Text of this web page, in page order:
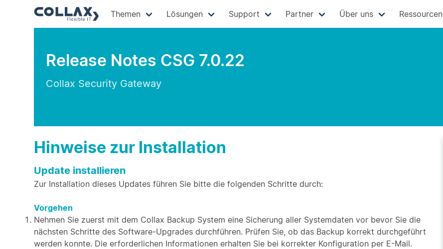
Themen Lösungen Support Partner Über uns Ressourcen
Release Notes CSG 7.0.22
Collax Security Gateway
Hinweise zur Installation
Update installieren
Zur Installation dieses Updates führen Sie bitte die folgenden Schritte durch:
Vorgehen
Nehmen Sie zuerst mit dem Collax Backup System eine Sicherung aller Systemdaten vor bevor Sie die
nächsten Schritte des Software-Upgrades durchführen. Prüfen Sie, ob das Backup korrekt durchgeführt
werden konnte. Die erforderlichen Informationen erhalten Sie bei korrekter Konfiguration per E-Mail.